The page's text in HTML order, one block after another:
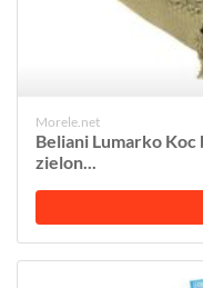
Morele.net
Beliani Lumarko Koc
zielon...